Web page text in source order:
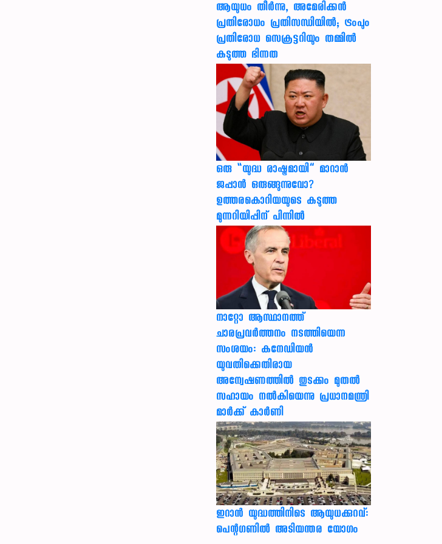
ആയുധം തീർന്നു, അമേരിക്കൻ
പ്രതിരോധം പ്രതിസന്ധിയിൽ; ട്രംപും
പ്രതിരോധ സെക്രട്ടറിയും തമ്മിൽ
കടുത്ത ഭിന്നത
ഒരു “യുദ്ധ രാഷ്ട്രമായി” മാറാൻ
ജപ്പാൻ ഒരുങ്ങുന്നുവോ?
ഉത്തരകൊറിയയുടെ കടുത്ത
മുന്നറിയിപ്പിന് പിന്നിൽ
നാറ്റോ ആസ്ഥാനത്ത്
ചാരപ്രവര്‍ത്തനം നടത്തിയെന്ന
സംശയം: കനേഡിയന്‍
യുവതിക്കെതിരായ
അന്വേഷണത്തില്‍ തുടക്കം മുതല്‍
സഹായം നല്‍കിയെന്നു പ്രധാനമന്ത്രി
മാര്‍ക്ക് കാര്‍ണി
ഇറാന്‍ യുദ്ധത്തിനിടെ ആയുധക്കുറവ്:
പെന്റഗണില്‍ അടിയന്തര യോഗം